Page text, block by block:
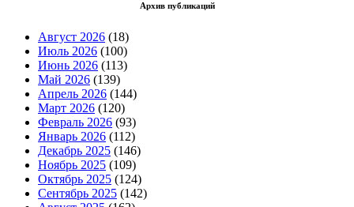
Архив публикаций
Август 2026 (18)
Июль 2026 (100)
Июнь 2026 (113)
Май 2026 (139)
Апрель 2026 (144)
Март 2026 (120)
Февраль 2026 (93)
Январь 2026 (112)
Декабрь 2025 (146)
Ноябрь 2025 (109)
Октябрь 2025 (124)
Сентябрь 2025 (142)